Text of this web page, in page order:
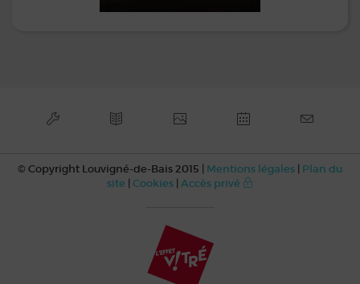
© Copyright Louvigné-de-Bais 2015 | Mentions légales | Plan du
site | Cookies | Accès privé